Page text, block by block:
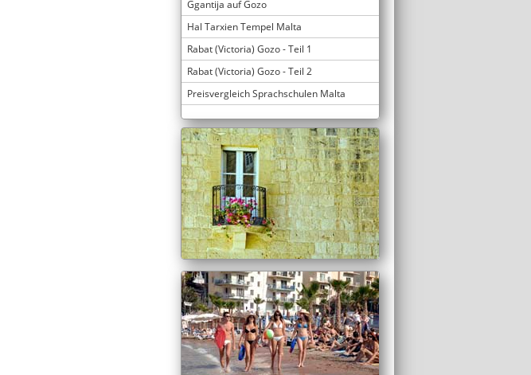
Ggantija auf Gozo
Hal Tarxien Tempel Malta
Rabat (Victoria) Gozo - Teil 1
Rabat (Victoria) Gozo - Teil 2
Preisvergleich Sprachschulen Malta